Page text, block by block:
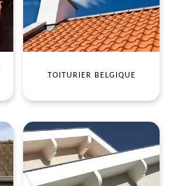
TOITURIER BELGIQUE